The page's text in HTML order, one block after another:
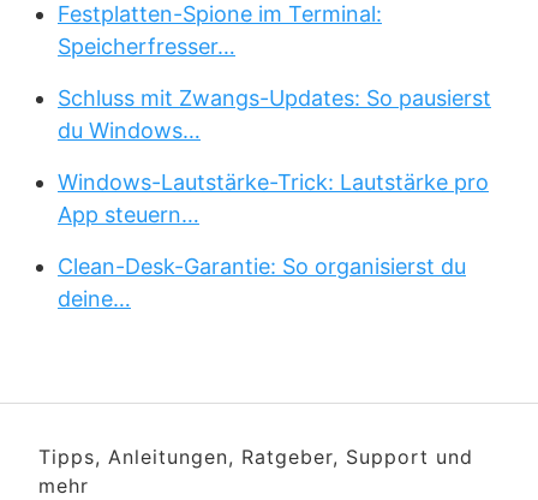
Festplatten-Spione im Terminal:
Speicherfresser…
Schluss mit Zwangs-Updates: So pausierst
du Windows…
Windows-Lautstärke-Trick: Lautstärke pro
App steuern…
Clean-Desk-Garantie: So organisierst du
deine…
Tipps, Anleitungen, Ratgeber, Support und
mehr